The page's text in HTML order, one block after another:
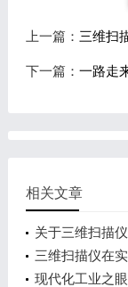
上一篇： 三维扫
下一篇： 一路走
相关文章
关于三维扫描
三维扫描仪在
现代化工业之